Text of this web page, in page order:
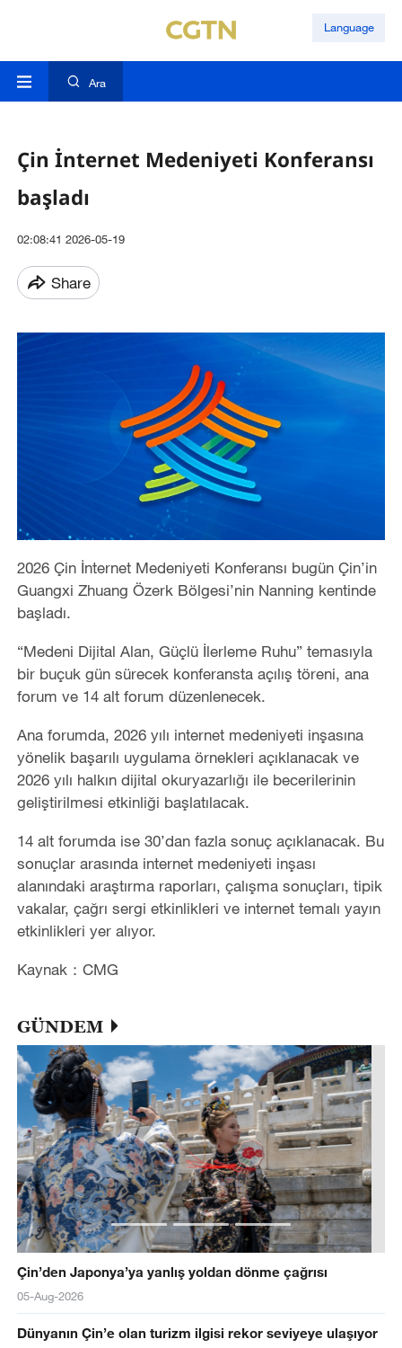
Language
Ara
Çin İnternet Medeniyeti Konferansı
başladı
02:08:41 2026-05-19
Share
2026 Çin İnternet Medeniyeti Konferansı bugün Çin’in
Guangxi Zhuang Özerk Bölgesi’nin Nanning kentinde
başladı.
“Medeni Dijital Alan, Güçlü İlerleme Ruhu” temasıyla
bir buçuk gün sürecek konferansta açılış töreni, ana
forum ve 14 alt forum düzenlenecek.
Ana forumda, 2026 yılı internet medeniyeti inşasına
yönelik başarılı uygulama örnekleri açıklanacak ve
2026 yılı halkın dijital okuryazarlığı ile becerilerinin
geliştirilmesi etkinliği başlatılacak.
14 alt forumda ise 30’dan fazla sonuç açıklanacak. Bu
sonuçlar arasında internet medeniyeti inşası
alanındaki araştırma raporları, çalışma sonuçları, tipik
vakalar, çağrı sergi etkinlikleri ve internet temalı yayın
etkinlikleri yer alıyor.
Kaynak：CMG
GÜNDEM
Çin’den Japonya’ya yanlış yoldan dönme çağrısı
05-Aug-2026
Dünyanın Çin’e olan turizm ilgisi rekor seviyeye ulaşıyor